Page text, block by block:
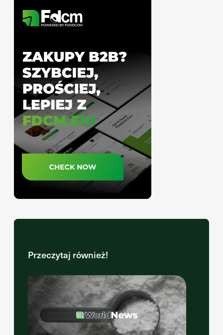
Przeczytaj również!